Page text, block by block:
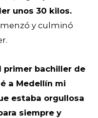
unos 30 kilos.
y culminó
primer bachiller de
a Medellín mi
estaba orgullosa
siempre y